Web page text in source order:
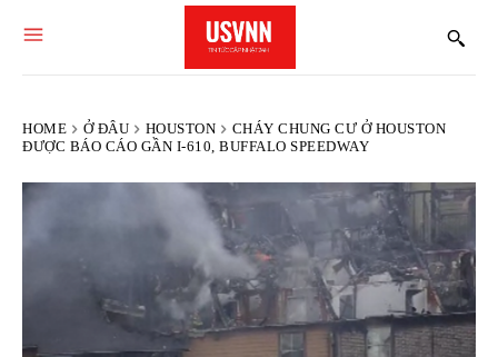
HOME Ở ĐÂU HOUSTON
CHÁY CHUNG CƯ Ở HOUSTON
ĐƯỢC BÁO CÁO GẦN I-610, BUFFALO SPEEDWAY